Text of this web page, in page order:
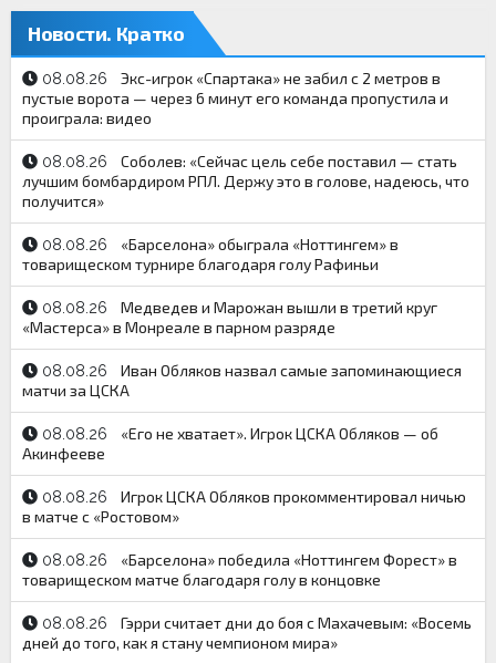
Новости. Кратко
08.08.26
Экс-игрок «Спартака» не забил с 2 метров в
пустые ворота — через 6 минут его команда пропустила и
проиграла: видео
08.08.26
Соболев: «Сейчас цель себе поставил — ​стать
лучшим бомбардиром РПЛ. Держу это в голове, надеюсь, что
получится»
08.08.26
«Барселона» обыграла «Ноттингем» в
товарищеском турнире благодаря голу Рафиньи
08.08.26
Медведев и Марожан вышли в третий круг
«Мастерса» в Монреале в парном разряде
08.08.26
Иван Обляков назвал самые запоминающиеся
матчи за ЦСКА
08.08.26
«Его не хватает». Игрок ЦСКА Обляков — об
Акинфееве
08.08.26
Игрок ЦСКА Обляков прокомментировал ничью
в матче с «Ростовом»
08.08.26
«Барселона» победила «Ноттингем Форест» в
товарищеском матче благодаря голу в концовке
08.08.26
Гэрри считает дни до боя с Махачевым: «Восемь
дней до того, как я стану чемпионом мира»